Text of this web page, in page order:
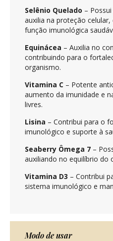
Selênio Quelado –
auxilia na proteção
função imunológica
Equinácea – Auxilia no
contribuindo para o
organismo.
Vitamina C – Potente
aumento da imunidade e
livres.
Lisina – Contribui para o
imunológico e suporte à
Seaberry Ômega 7 –
auxiliando no equilíbrio do
Vitamina D3 – Contribui
sistema imunológico e
Modo de usar